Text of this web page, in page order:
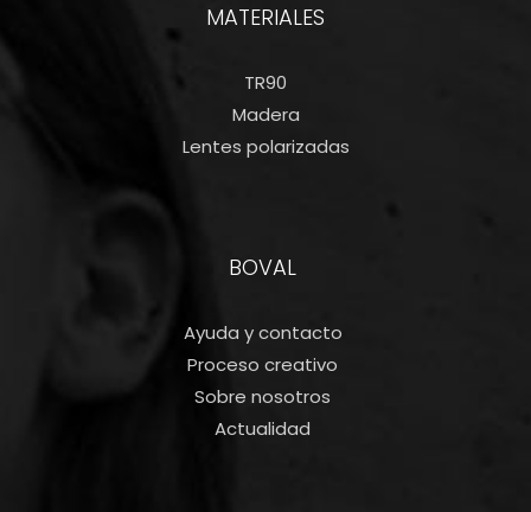
MATERIALES
TR90
Madera
Lentes polarizadas
BOVAL
Ayuda y contacto
Proceso creativo
Sobre nosotros
Actualidad